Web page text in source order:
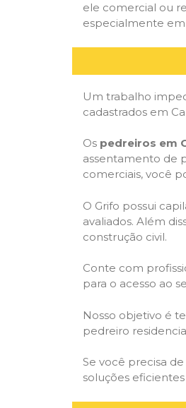
ele comercial ou
especialmente em
Um trabalho
cadastrados em
Os pedreiros em
assentamento de
comerciais, você
O Grifo possui
avaliados. Além
construção civil.
Conte com
para o acesso ao
Nosso objetivo é
pedreiro
Se você precisa de
soluções